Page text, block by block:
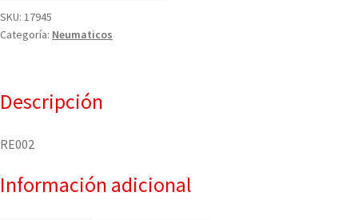
SKU: 17945
Categoría: Neumaticos
Descripción
RE002
Información adicional